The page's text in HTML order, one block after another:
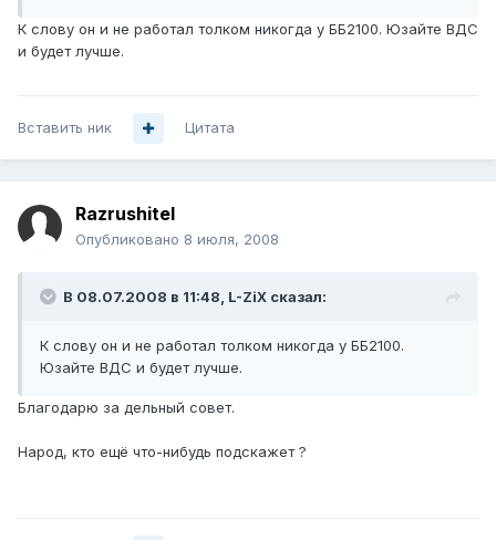
К слову он и не работал толком никогда у ББ2100. Юзайте ВДС
и будет лучше.
Вставить ник Цитата
Razrushitel
Опубликовано 8 июля, 2008
В 08.07.2008 в 11:48, L-ZiX сказал:
К слову он и не работал толком никогда у ББ2100.
Юзайте ВДС и будет лучше.
Благодарю за дельный совет.
Народ, кто ещё что-нибудь подскажет ?